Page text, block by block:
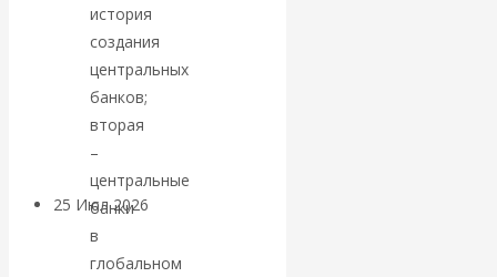
Может ли
Америка
покинуть НАТО?
25 Июл 2026
интервью и беседы
история
создания
центральных
банков;
вторая
–
центральные
банки
в
глобальном